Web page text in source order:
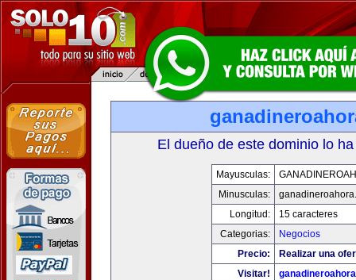
El dueño de este dominio lo
Mayusculas:
Minusculas:
Longitud:
15 caracteres
Categorias:
Negocios
Precio:
Realizar una
Visitar!